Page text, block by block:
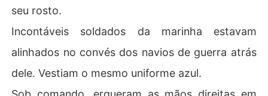
o-a a se casar novamente.
Os pais dela não tinham nenhum respeito por ele. Com t
oda a firmeza, ele prometeu novamente: "Não vou perd
er nada precioso para mim novamente. Juro proteger no
sso amor.
seu rosto.
Incontáveis soldados da marinha estavam
alinhados no convés dos navios de guerra atrás
dele. Vestiam o mesmo uniforme azul.